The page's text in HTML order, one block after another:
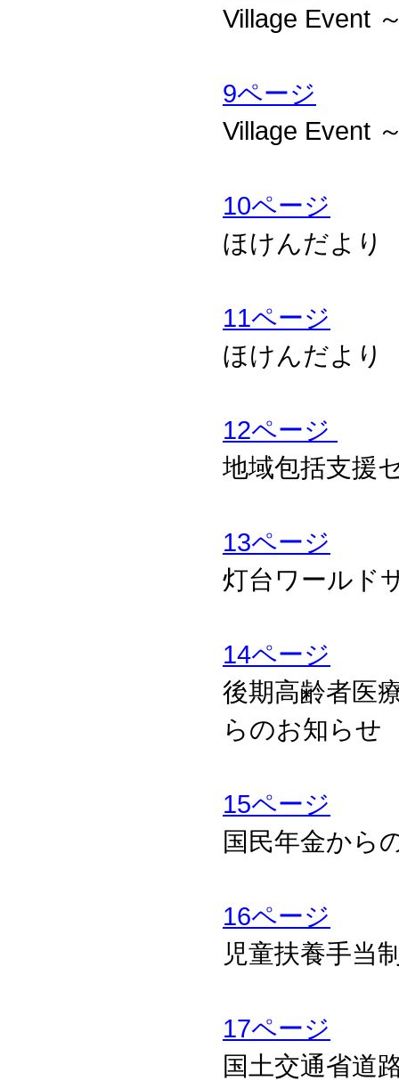
Village Event
9ページ
Village Event
10ページ
ほけんだより
11ページ
ほけんだより
12ページ
地域包括支援
13ページ
灯台ワールド
14ページ
後期高齢者医
らのお知らせ
15ページ
国民年金から
16ページ
児童扶養手当
17ページ
国土交通省道